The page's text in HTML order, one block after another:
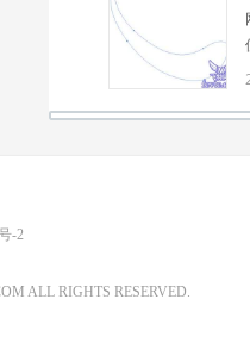
-2
ALL RIGHTS RESERVED.